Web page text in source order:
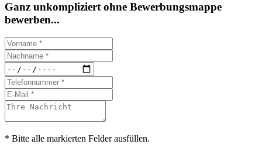
Ganz unkompliziert ohne Bewerbungsmappe
bewerben...
* Bitte alle markierten Felder ausfüllen.